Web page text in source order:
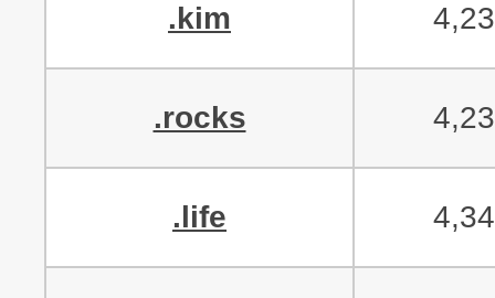
.kim
.rocks
.life